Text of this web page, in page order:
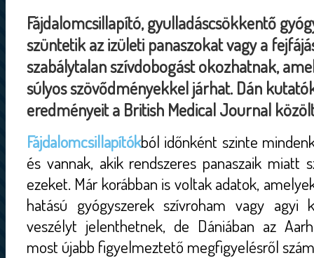
Fájdalomcsillapító, gyulladáscsökkentő
szüntetik az izületi panaszokat vagy a
szabálytalan szívdobogást okozhatnak,
súlyos szövődményekkel járhat. Dán
eredményeit a British Medical Journal
Fájdalomcsillapítókból időnként szinte
és vannak, akik rendszeres panaszaik miatt
ezeket. Már korábban is voltak adatok,
hatású gyógyszerek szívroham vagy agyi
veszélyt jelenthetnek, de Dániában az
most újabb figyelmeztető megfigyelésről